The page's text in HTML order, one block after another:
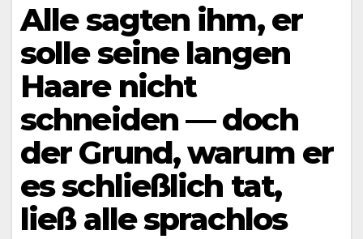
Alle sagten ihm, er
solle seine langen
Haare nicht
schneiden — doch
der Grund, warum er
es schließlich tat,
ließ alle sprachlos